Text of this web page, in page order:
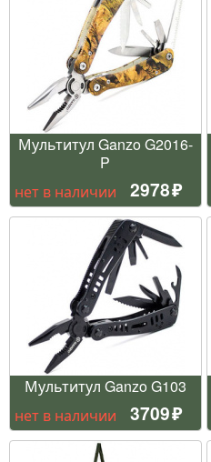
Мультитул Ganzo G2016-
P
нет в наличии
2978
Мультитул Ganzo G103
нет в наличии
3709